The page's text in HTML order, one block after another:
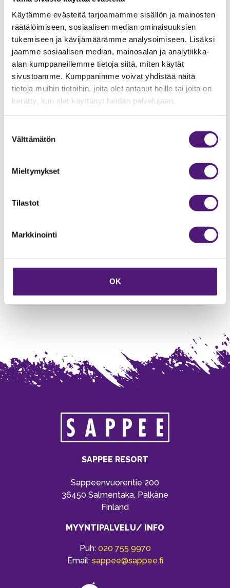
Käytämme evästeitä tarjoamamme sisällön ja mainosten
räätälöimiseen, sosiaalisen median ominaisuuksien
tukemiseen ja kävijämäärämme analysoimiseen. Lisäksi
jaamme sosiaalisen median, mainosalan ja analytiikka-
alan kumppaneillemme tietoja siitä, miten käytät
sivustoamme. Kumppanimme voivat yhdistää näitä
tietoja muihin tietoihin, joita olet antanut heille tai joita on
kerätty, kun olet käyttänyt heidän palvelujaan.
valinta
Välttämätön
Mieltymykset
Tilastot
Markkinointi
OK
Lisävuodepaikat
4
kpl
Makuuhuoneiden lukumäärä
4
kpl
Mikroaaltouuni
1
Pakastin/pakastelokero
1
Pinta-ala
97
m2
Radio/CD
1
Sauna
Takka
kpl
Vuodepaikat yhteensä
12
Yläkerran pinta-ala
20 m2
SAPPEE RESORT
Sappeenvuorentie 200
36450 Salmentaka, Pälkäne
Finland
MYYNTIPALVELU/ INFO
Puh: 020 755 9970
Email: sappee@sappee.fi